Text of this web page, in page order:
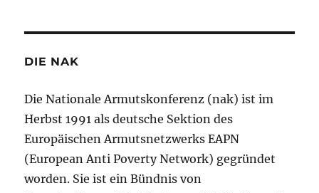
DIE NAK
Die Nationale Armutskonferenz (nak) ist im
Herbst 1991 als deutsche Sektion des
Europäischen Armutsnetzwerks EAPN
(European Anti Poverty Network) gegründet
worden. Sie ist ein Bündnis von